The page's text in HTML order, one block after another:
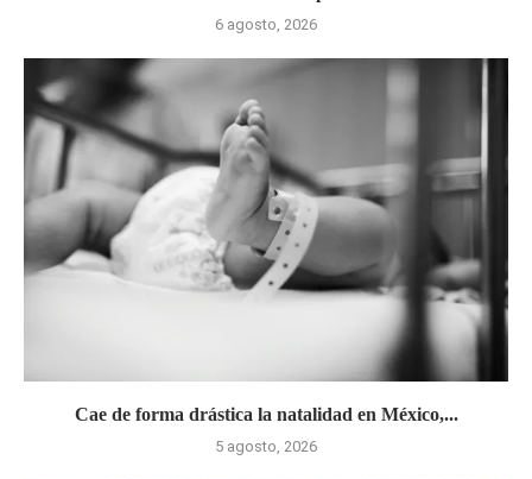
6 agosto, 2026
Cae de forma drástica la natalidad en México,...
5 agosto, 2026